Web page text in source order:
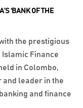
‘BANK OF THE
the prestigious
Islamic Finance
in Colombo,
leader in the
and finance